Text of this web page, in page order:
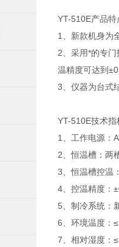
YT-510E产品特
1、新款机身为
2、采用*的专
温精度可达到
3、仪器为台式
YT-510E技术指
1、工作电源：
2、恒温槽：两
3、恒温槽控温
4、控温精度：
5、制冷系统：
6、环境温度：
7、相对湿度：